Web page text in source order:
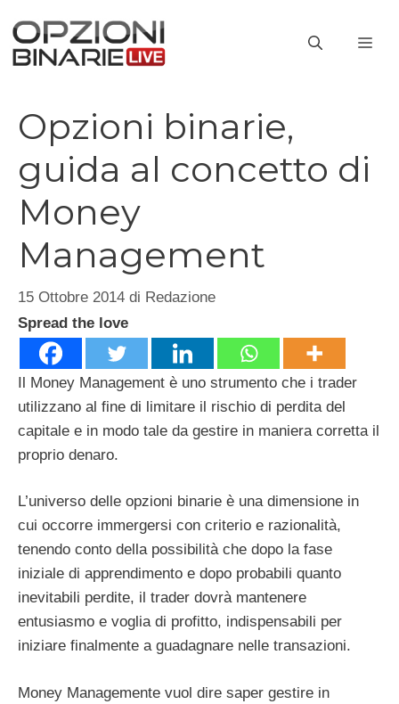
contenuto
Opzioni binarie,
guida al concetto di
Money
Management
15 Ottobre 2014 di Redazione
Spread the love
Il Money Management è uno strumento che i trader
utilizzano al fine di limitare il rischio di perdita del
capitale e in modo tale da gestire in maniera corretta il
proprio denaro.
L’universo delle opzioni binarie è una dimensione in
cui occorre immergersi con criterio e razionalità,
tenendo conto della possibilità che dopo la fase
iniziale di apprendimento e dopo probabili quanto
inevitabili perdite, il trader dovrà mantenere
entusiasmo e voglia di profitto, indispensabili per
iniziare finalmente a guadagnare nelle transazioni.
Money Managemente vuol dire saper gestire in